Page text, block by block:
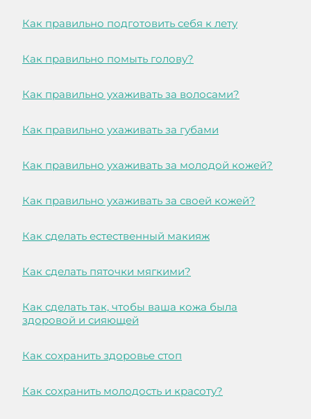
Как правильно подготовить себя к лету
Как правильно помыть голову?
Как правильно ухаживать за волосами?
Как правильно ухаживать за губами
Как правильно ухаживать за молодой кожей?
Как правильно ухаживать за своей кожей?
Как сделать естественный макияж
Как сделать пяточки мягкими?
Как сделать так, чтобы ваша кожа была
здоровой и сияющей
Как сохранить здоровье стоп
Как сохранить молодость и красоту?